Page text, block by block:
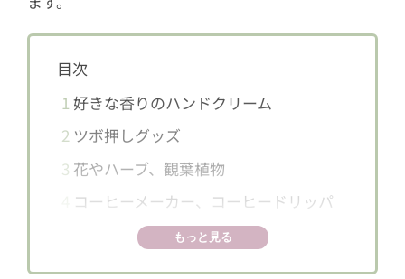
目次
1 好きな香りのハンドクリーム
2 ツボ押しグッズ
3 花やハーブ、観葉植物
コーヒーメーカー、コーヒードリッパ
もっと見る